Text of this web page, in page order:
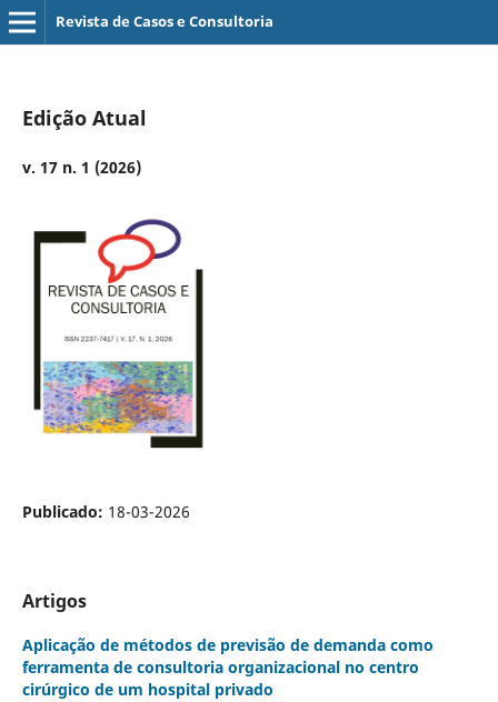
Revista de Casos e Consultoria
Edição Atual
v. 17 n. 1 (2026)
Publicado: 18-03-2026
Artigos
Aplicação de métodos de previsão de demanda como
ferramenta de consultoria organizacional no centro
cirúrgico de um hospital privado